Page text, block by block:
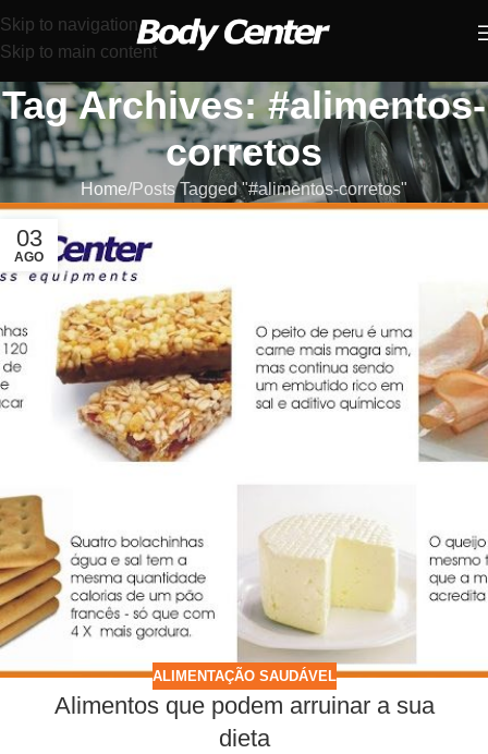
Skip to navigation
Skip to main content
Tag Archives: #alimentos-
corretos
Home Posts Tagged "#alimentos-corretos"
03
AGO
ALIMENTAÇÃO SAUDÁVEL
Alimentos que podem arruinar a sua
dieta